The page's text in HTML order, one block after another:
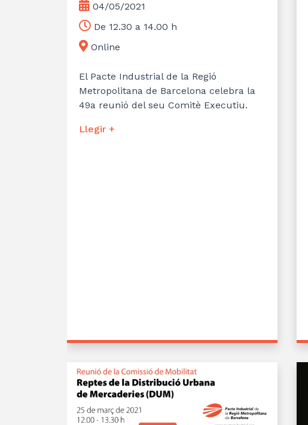
04/05/2021
De 12.30 a 14.00 h
Online
El Pacte Industrial de la Regió
Metropolitana de Barcelona celebra la
49a reunió del seu Comitè Executiu.
Llegir +